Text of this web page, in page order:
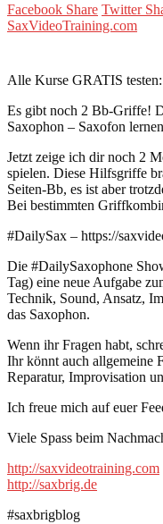
Facebook Share Twitter
SaxVideoTraining.com
Alle Kurse GRATIS
Es gibt noch 2 Bb-Griffe!
Saxophon – Saxofon lernen
Jetzt zeige ich dir noch 2
spielen. Diese Hilfsgriffe
Seiten-Bb, es ist aber
Bei bestimmten
#DailySax – https://
Die #DailySaxophone
Tag) eine neue Aufgabe
Technik, Sound, Ansatz,
das Saxophon.
Wenn ihr Fragen habt,
Ihr könnt auch allgemeine
Reparatur, Improvisation
Ich freue mich auf euer
Viele Spass beim
http://saxvideotraining.com
http://saxbrig.de
#saxbrigblog